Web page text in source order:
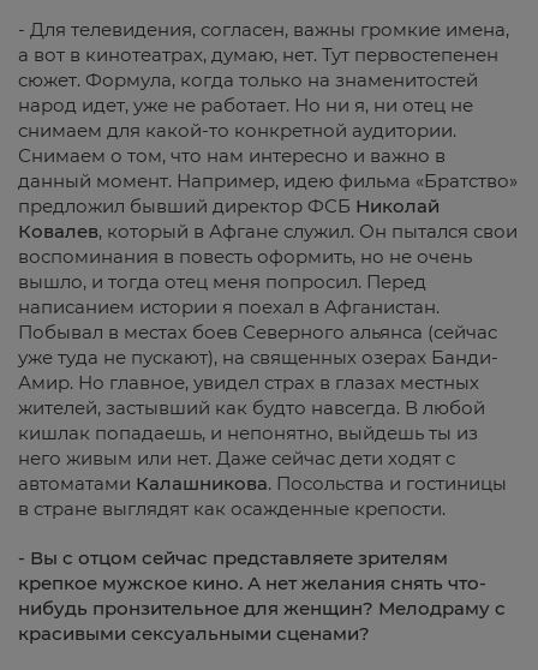
- Для телевидения, согласен, важны громкие имена,
а вот в кинотеатрах, думаю, нет. Тут первостепенен
сюжет. Формула, когда только на знаменитостей
народ идет, уже не работает. Но ни я, ни отец не
снимаем для какой-то конкретной аудитории.
Снимаем о том, что нам интересно и важно в
данный момент. Например, идею фильма «Братство»
предложил бывший директор ФСБ Николай
Ковалев, который в Афгане служил. Он пытался свои
воспоминания в повесть оформить, но не очень
вышло, и тогда отец меня попросил. Перед
написанием истории я поехал в Афганистан.
Побывал в местах боев Северного альянса (сейчас
уже туда не пускают), на священных озерах Банди-
Амир. Но главное, увидел страх в глазах местных
жителей, застывший как будто навсегда. В любой
кишлак попадаешь, и непонятно, выйдешь ты из
него живым или нет. Даже сейчас дети ходят с
автоматами Калашникова. Посольства и гостиницы
в стране выглядят как осажденные крепости.
- Вы с отцом сейчас представляете зрителям
крепкое мужское кино. А нет желания снять что-
нибудь пронзительное для женщин? Мелодраму с
красивыми сексуальными сценами?